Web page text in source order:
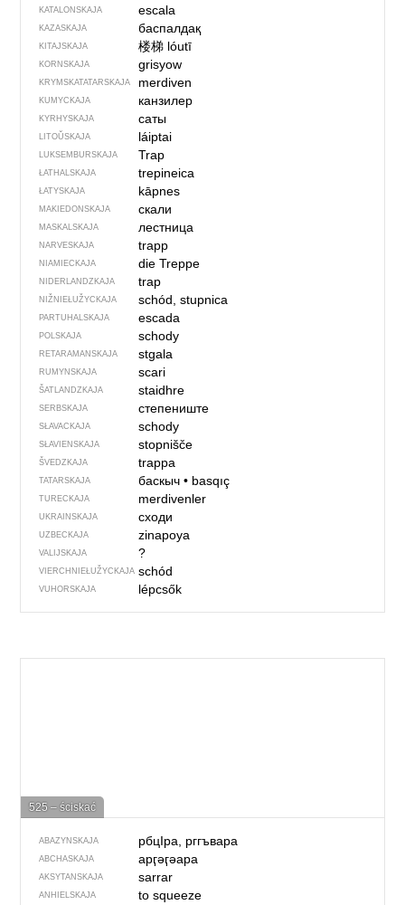
KATALONSKAJA escala
KAZASKAJA баспалдақ
KITAJSKAJA 楼梯 lóutī
KORNSKAJA grisyow
KRYMSKA­TATARSKAJA merdiven
KUMYCKAJA канзилер
KYRHYSKAJA саты
LITOŬSKAJA láiptai
LUKSEMBURSKAJA Trap
ŁATHALSKAJA trepineica
ŁATYSKAJA kāpnes
MAKIEDONSKAJA скали
MASKALSKAJA лестница
NARVESKAJA trapp
NIAMIECKAJA die Treppe
NIDERLANDZKAJA trap
NIŽNIEŁUŽYCKAJA schód, stupnica
PARTUHALSKAJA escada
POLSKAJA schody
RETARAMANSKAJA stgala
RUMYNSKAJA scari
ŠATLANDZKAJA staidhre
SERBSKAJA степениште
SŁAVACKAJA schody
SŁAVIENSKAJA stopnišče
ŠVEDZKAJA trappa
TATARSKAJA баскыч• basqıç
TURECKAJA merdivenler
UKRAINSKAJA сходи
UZBECKAJA zinapoya
VALIJSKAJA ?
VIERCHNIE­ŁUŽYCKAJA schód
VUHORSKAJA lépcsők
525 – ściskać
ABAZYNSKAJA рбцIра, рггъвара
ABCHASKAJA арӷәӷәара
AKSYTANSKAJA sarrar
ANHIELSKAJA to squeeze